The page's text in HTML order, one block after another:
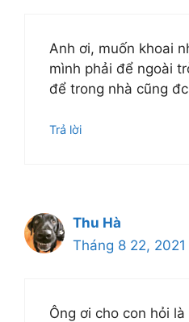
Anh ơi, muốn khoai
mình phải để ngoài
để trong nhà cũng
Trả lời
Thu Hà
Tháng 8 22,
Ông ơi cho con hỏi